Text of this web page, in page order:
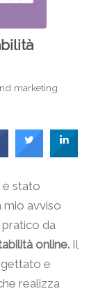
marketing
è stato
mio avviso
da
online.Il
e
realizza